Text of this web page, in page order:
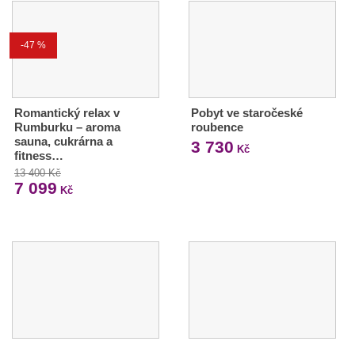
-47 %
Romantický relax v
Rumburku – aroma
sauna, cukrárna a
fitness…
13 400 Kč
7 099 Kč
Pobyt ve staročeské
roubence
3 730 Kč